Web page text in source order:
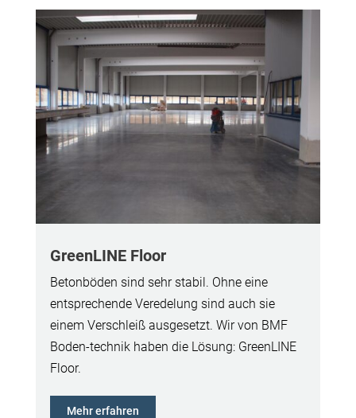
GreenLINE Floor
Betonböden sind sehr stabil. Ohne eine
entsprechende Veredelung sind auch sie
einem Verschleiß ausgesetzt. Wir von BMF
Boden-technik haben die Lösung: GreenLINE
Floor.
Mehr erfahren